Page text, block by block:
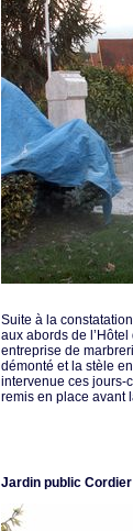
Suite à la
aux abords de
entreprise de
démonté et la stèle
intervenue ces jours-
remis en place avant
Jardin public